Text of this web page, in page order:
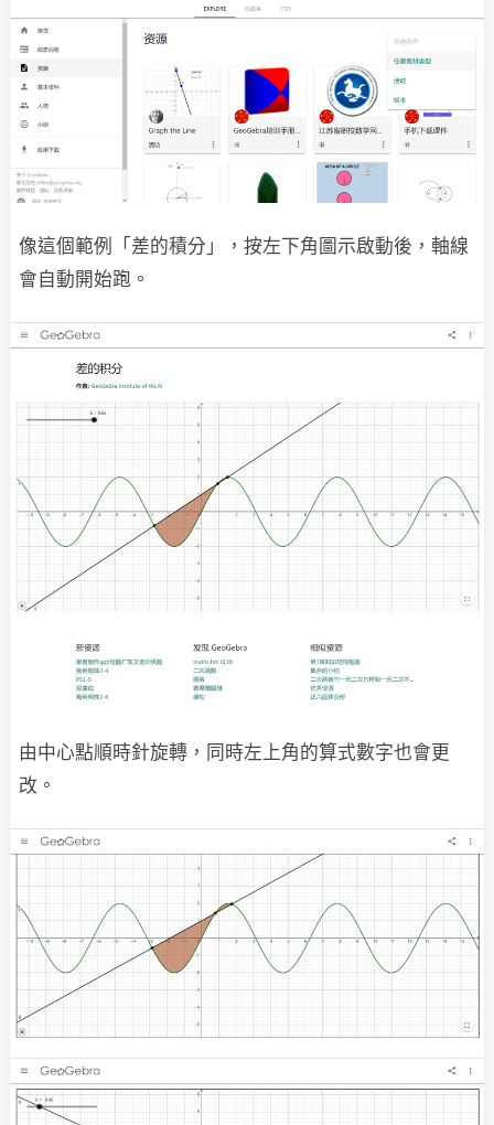
像這個範例「差的積分」，按左下角圖示啟動後，軸線
會自動開始跑。
由中心點順時針旋轉，同時左上角的算式數字也會更
改。